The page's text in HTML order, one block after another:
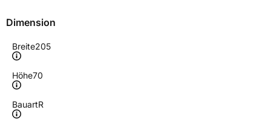
Dimension
Breite205
Höhe70
BauartR